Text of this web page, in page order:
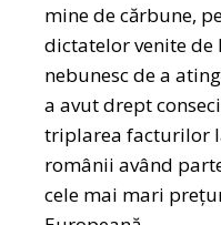
mine de cărbune,
dictatelor venite de
nebunesc de a
a avut drept
triplarea facturilor
românii având
cele mai mari